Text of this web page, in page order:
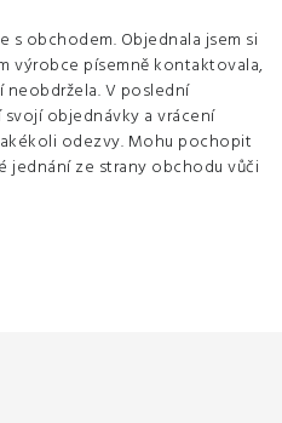
s obchodem. Objednala jsem si
výrobce písemně kontaktovala,
V poslední
svojí objednávky a vrácení
odezvy. Mohu pochopit
jednání ze strany obchodu vůči